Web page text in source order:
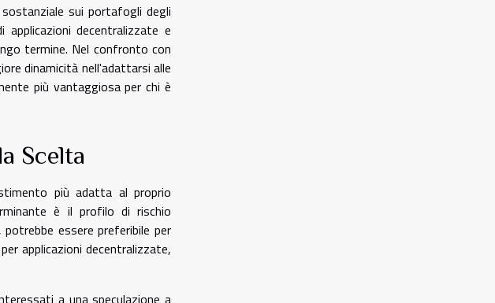
sui portafogli degli
decentralizzate e
termine. Nel confronto con
dinamicità nell'adattarsi alle
più vantaggiosa per chi è
Scelta
più adatta al proprio
è il profilo di rischio
essere preferibile per
applicazioni decentralizzate,
a una speculazione a